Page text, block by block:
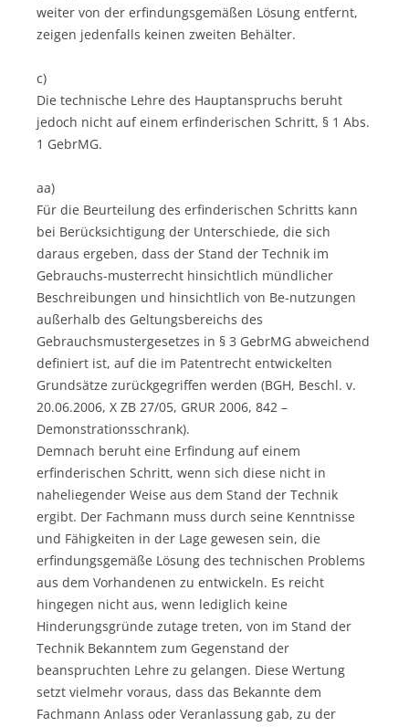
weiter von der erfindungsgemäßen Lösung entfernt,
zeigen jedenfalls keinen zweiten Behälter.
c)
Die technische Lehre des Hauptanspruchs beruht
jedoch nicht auf einem erfinderischen Schritt, § 1 Abs.
1 GebrMG.
aa)
Für die Beurteilung des erfinderischen Schritts kann
bei Berücksichtigung der Unterschiede, die sich
daraus ergeben, dass der Stand der Technik im
Gebrauchs-musterrecht hinsichtlich mündlicher
Beschreibungen und hinsichtlich von Be-nutzungen
außerhalb des Geltungsbereichs des
Gebrauchsmustergesetzes in § 3 GebrMG abweichend
definiert ist, auf die im Patentrecht entwickelten
Grundsätze zurückgegriffen werden (BGH, Beschl. v.
20.06.2006, X ZB 27/05, GRUR 2006, 842 –
Demonstrationsschrank).
Demnach beruht eine Erfindung auf einem
erfinderischen Schritt, wenn sich diese nicht in
naheliegender Weise aus dem Stand der Technik
ergibt. Der Fachmann muss durch seine Kenntnisse
und Fähigkeiten in der Lage gewesen sein, die
erfindungsgemäße Lösung des technischen Problems
aus dem Vorhandenen zu entwickeln. Es reicht
hingegen nicht aus, wenn lediglich keine
Hinderungsgründe zutage treten, von im Stand der
Technik Bekanntem zum Gegenstand der
beanspruchten Lehre zu gelangen. Diese Wertung
setzt vielmehr voraus, dass das Bekannte dem
Fachmann Anlass oder Veranlassung gab, zu der